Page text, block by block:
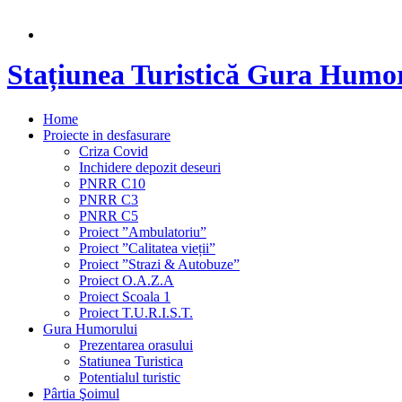
Stațiunea Turistică Gura
Home
Proiecte in desfasurare
Criza Covid
Inchidere depozit deseuri
PNRR C10
PNRR C3
PNRR C5
Proiect ”Ambulatoriu”
Proiect ”Calitatea vieții”
Proiect ”Strazi & Autobuze”
Proiect O.A.Z.A
Proiect Scoala 1
Proiect T.U.R.I.S.T.
Gura Humorului
Prezentarea orasului
Statiunea Turistica
Potentialul turistic
Pârtia Şoimul